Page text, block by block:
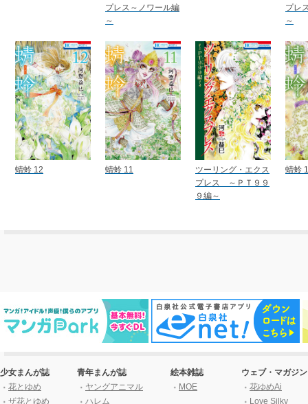
プレス～ノワール編
～
プレ
～
蜻蛉 12 蜻蛉 11
ツーリング・エクス
プレス ～ＰＴ９９
９編～
蜻蛉
少女まんが誌
花とゆめ
ザ花とゆめ
青年まんが誌
ヤングアニマル
ハレム
絵本雑誌
MOE
ウェブ・マガジン
花ゆめAi
Love Silky